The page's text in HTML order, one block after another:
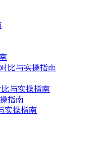
比与实操指南
与实操指南
指南
实操指南